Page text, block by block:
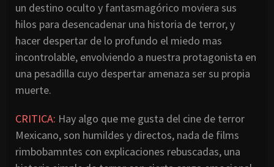
un destino oculto y fantasmagórico moviera sus
hilos para desencadenar una historia de terror, y
hacer despertar de lo profundo el miedo mas
incontrolable, envolviendo a nuestra protagonista en
una pesadilla cuyo despertar amenaza ser su propia
muerte.
CRITICA: Hay algo que me gusta del cine de terror
Mexicano, son humildes y directos, nada de films
rimbobamntes con explicaciones rebuscadas, una